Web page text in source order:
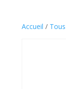
Accueil /